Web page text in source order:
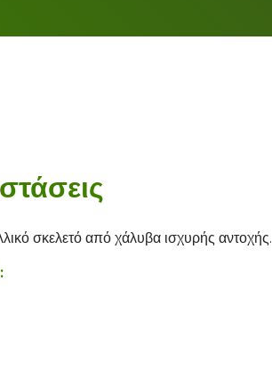
σκελετό από χάλυβα ισχυρής αντοχής.